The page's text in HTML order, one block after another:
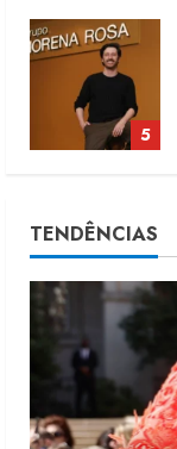
5
1
TENDÊNCIAS